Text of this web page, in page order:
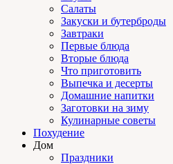
Салаты
Закуски и бутерброды
Завтраки
Первые блюда
Вторые блюда
Что приготовить
Выпечка и десерты
Домашние напитки
Заготовки на зиму
Кулинарные советы
Похудение
Дом
Праздники